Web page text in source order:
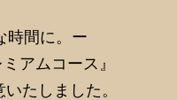
時間に。ー
アムコース』
たしました。